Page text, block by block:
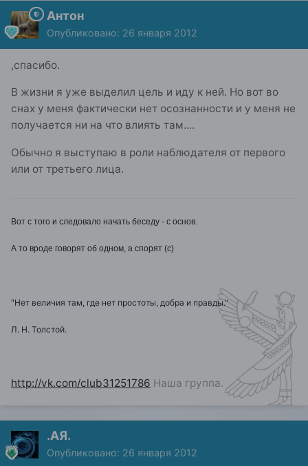
Антон
Опубликовано: 26 января 2012
,спасибо.
В жизни я уже выделил цель и иду к ней. Но вот во
снах у меня фактически нет осознанности и у меня не
получается ни на что влиять там....
Обычно я выступаю в роли наблюдателя от первого
или от третьего лица.
Вот с того и следовало начать беседу - с основ.
А то вроде говорят об одном, а спорят (с)
"Нет величия там, где нет простоты, добра и правды."
Л. Н. Толстой.
http://vk.com/club31251786 Наша группа.
.АЯ.
Опубликовано: 26 января 2012